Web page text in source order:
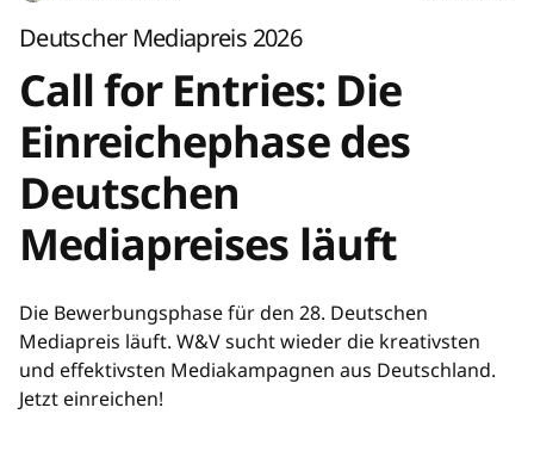
Deutscher Mediapreis 2026
Call for Entries: Die
Einreichephase des
Deutschen
Mediapreises läuft
Die Bewerbungsphase für den 28. Deutschen
Mediapreis läuft. W&V sucht wieder die kreativsten
und effektivsten Mediakampagnen aus Deutschland.
Jetzt einreichen!